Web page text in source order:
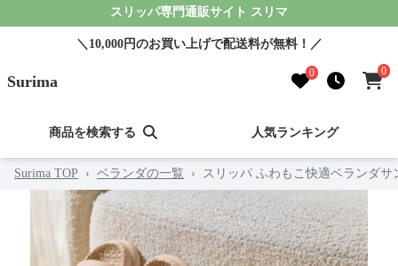
スリッパ専門通販サイト スリマ
＼10,000円のお買い上げで配送料が無料！／
Surima 0 0
商品を検索する 人気ランキング
Surima TOP › ベランダの一覧 › スリッパ ふわもこ快適ベランダサ